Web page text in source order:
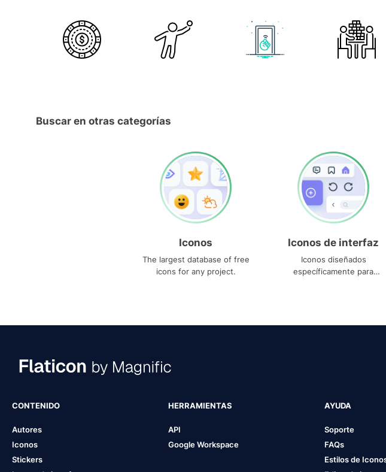
Buscar en otras categorías
Iconos
The largest database of free
icons for any project.
Iconos de interfaz
Iconos diseñados
específicamente para
CONTENIDO
Autores
Iconos
Stickers
HERRAMIENTAS
API
Google Workspace
AYUDA
Soporte
FAQs
Estilos de